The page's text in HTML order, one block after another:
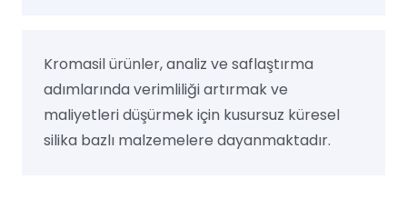
Kromasil ürünler, analiz ve saflaştırma
adımlarında verimliliği artırmak ve
maliyetleri düşürmek için kusursuz küresel
silika bazlı malzemelere dayanmaktadır.